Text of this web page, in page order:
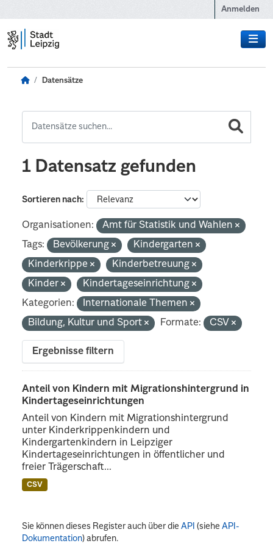
Anmelden
Datensätze
1 Datensatz gefunden
Sortieren nach
Organisationen:
Amt für Statistik und Wahlen
Tags:
Bevölkerung
Kindergarten
Kinderkrippe
Kinderbetreuung
Kinder
Kindertageseinrichtung
Kategorien:
Internationale Themen
Bildung, Kultur und Sport
Formate: CSV
Ergebnisse filtern
Anteil von Kindern mit Migrationshintergrund in
Kindertageseinrichtungen
Anteil von Kindern mit Migrationshintergrund
unter Kinderkrippenkindern und
Kindergartenkindern in Leipziger
Kindertageseinrichtungen in öffentlicher und
freier Trägerschaft...
CSV
Sie können dieses Register auch über dieAPI (sieheAPI-
Dokumentation) abrufen.